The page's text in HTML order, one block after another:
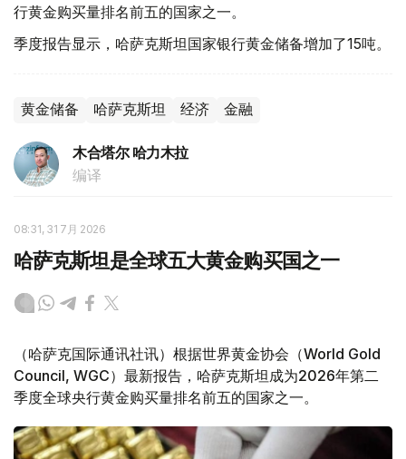
行黄金购买量排名前五的国家之一。
季度报告显示，哈萨克斯坦国家银行黄金储备增加了15吨。
黄金储备 哈萨克斯坦 经济 金融
木合塔尔 哈力木拉
编译
08:31, 31 7月 2026
哈萨克斯坦是全球五大黄金购买国之一
（哈萨克国际通讯社讯）根据世界黄金协会（World Gold
Council, WGC）最新报告，哈萨克斯坦成为2026年第二
季度全球央行黄金购买量排名前五的国家之一。